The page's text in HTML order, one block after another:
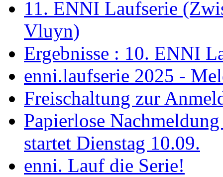
11. ENNI Laufserie
Vluyn)
Ergebnisse : 10. ENNI
enni.laufserie 2025 -
Freischaltung zur
Papierlose
startet Dienstag 10.09.
enni. Lauf die Serie!